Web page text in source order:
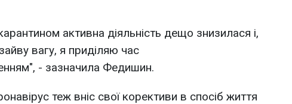
активна діяльність дещо знизилася і,
вагу, я приділяю час
- зазначила Федишин.
теж вніс свої корективи в спосіб життя